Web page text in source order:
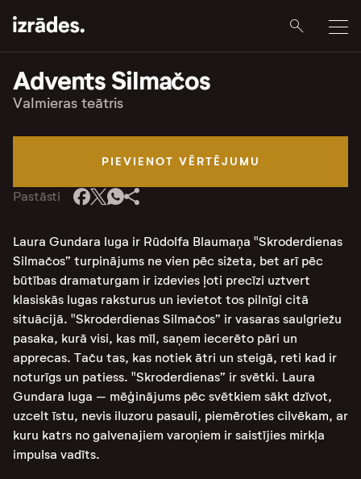
Advents Silmačos
Valmieras teātris
PIEVIENOT VĒRTĒJUMU
Pastāsti
Laura Gundara luga ir Rūdolfa Blaumaņa "Skroderdienas
Silmačos” turpinājums ne vien pēc sižeta, bet arī pēc
būtības dramaturgam ir izdevies ļoti precīzi uztvert
klasiskās lugas raksturus un ievietot tos pilnīgi citā
situācijā. "Skroderdienas Silmačos” ir vasaras saulgriežu
pasaka, kurā visi, kas mīl, saņem iecerēto pāri un
apprecas. Taču tas, kas notiek ātri un steigā, reti kad ir
noturīgs un patiess. "Skroderdienas” ir svētki. Laura
Gundara luga – mēģinājums pēc svētkiem sākt dzīvot,
uzcelt īstu, nevis iluzoru pasauli, piemēroties cilvēkam, ar
kuru katrs no galvenajiem varoņiem ir saistījies mirkļa
impulsa vadīts.